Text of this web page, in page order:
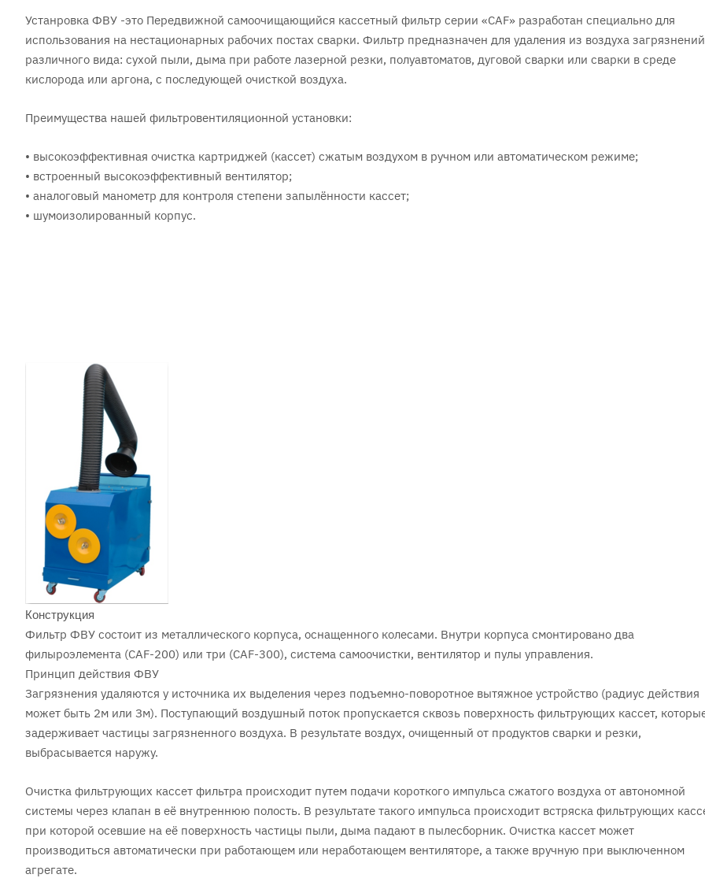
Устанровка ФВУ -это Передвижной самоочищающийся кассетный фильтр серии «CAF» разработан специально для
использования на нестационарных рабочих постах сварки. Фильтр предназначен для удаления из воздуха загрязнений
различного вида: сухой пыли, дыма при работе лазерной резки, полуавтоматов, дуговой сварки или сварки в среде
кислорода или аргона, с последующей очисткой воздуха.
Преимущества нашей фильтровентиляционной установки:
• высокоэффективная очистка картриджей (кассет) сжатым воздухом в ручном или автоматическом режиме;
• встроенный высокоэффективный вентилятор;
• аналоговый манометр для контроля степени запылённости кассет;
• шумоизолированный корпус.
Конструкция
Фильтр ФВУ состоит из металлического корпуса, оснащенного колесами. Внутри корпуса смонтировано два
филыроэлемента (CAF-200) или три (CAF-300), система самоочистки, вентилятор и пулы управления.
Принцип действия ФВУ
Загрязнения удаляются у источника их выделения через подъемно-поворотное вытяжное устройство (радиус действия
может быть 2м или Зм). Поступающий воздушный поток пропускается сквозь поверхность фильтрующих кассет,
задерживает частицы загрязненного воздуха. В результате воздух, очищенный от продуктов сварки и резки,
выбрасывается наружу.
Очистка фильтрующих кассет фильтра происходит путем подачи короткого импульса сжатого воздуха от автономной
системы через клапан в её внутреннюю полость. В результате такого импульса происходит встряска фильтрующих
при которой осевшие на её поверхность частицы пыли, дыма падают в пылесборник. Очистка кассет может
производиться автоматически при работающем или неработающем вентиляторе, а также вручную при выключенном
агрегате.